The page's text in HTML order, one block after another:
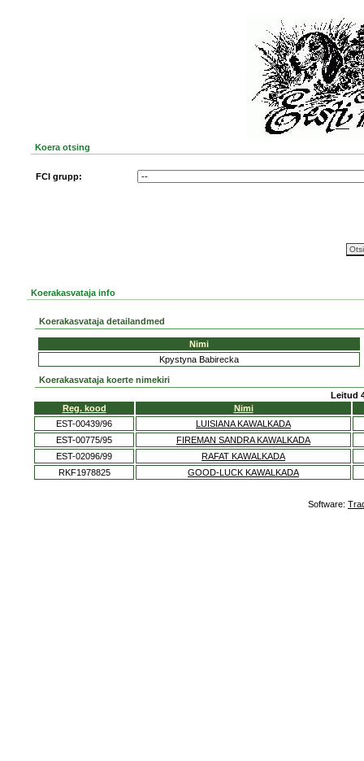
Koera otsing
FCI grupp:
Koerakasvataja info
Koerakasvataja detailandmed
Nimi
Kpystyna Babirecka
Koerakasvataja koerte nimekiri
Leitud
Reg. kood
Nimi
EST-00439/96
LUISIANA KAWALKADA
EST-00775/95
FIREMAN SANDRA KAWALKADA
EST-02096/99
RAFAT KAWALKADA
RKF1978825
GOOD-LUCK KAWALKADA
Software: